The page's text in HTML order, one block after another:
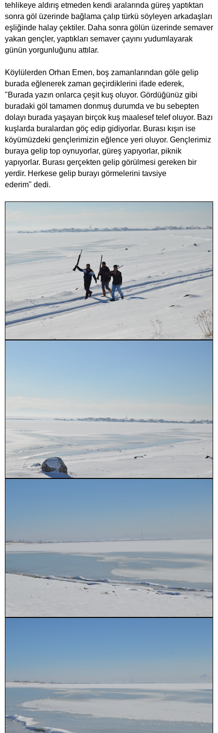
tehlikeye aldırış etmeden kendi aralarında güreş yaptıktan
sonra göl üzerinde bağlama çalıp türkü söyleyen arkadaşları
eşliğinde halay çektiler. Daha sonra gölün üzerinde semaver
yakan gençler, yaptıkları semaver çayını yudumlayarak
günün yorgunluğunu attılar.
Köylülerden Orhan Emen, boş zamanlarından göle gelip
burada eğlenerek zaman geçirdiklerini ifade ederek,
"Burada yazın onlarca çeşit kuş oluyor. Gördüğünüz gibi
buradaki göl tamamen donmuş durumda ve bu sebepten
dolayı burada yaşayan birçok kuş maalesef telef oluyor. Bazı
kuşlarda buralardan göç edip gidiyorlar. Burası kışın ise
köyümüzdeki gençlerimizin eğlence yeri oluyor. Gençlerimiz
buraya gelip top oynuyorlar, güreş yapıyorlar, piknik
yapıyorlar. Burası gerçekten gelip görülmesi gereken bir
yerdir. Herkese gelip burayı görmelerini tavsiye
ederim" dedi.